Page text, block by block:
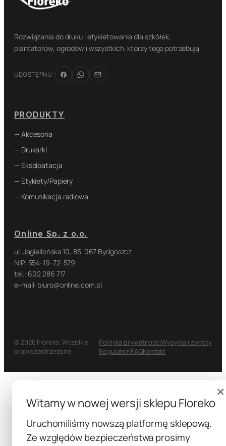
Rozwiązania do druku i etykietowania dla szkółek,
plantatorów, ogrodów i wszystkich, którzy tego potrzebują
UDOSTĘPNIJ:
PRODUKTY
— Akcesoria
— Drukarki
— Eksploatacja
— Etykiety/Papiery
— Komunikacja radiowa
Online Sp. z o.o.
ul. Jagiellońska 10, 85-067 Bydgoszcz
NIP: 554-19-72-579
tel.: 602 286 717
e-mail: biuro@online.com.pl
© 2026 Floreko. Wszelkie
prawa zastrzeżone.
Polityka prywatnościWysyłka i zwroty
RegulaminFAQKontakt
×
Witamy w nowej wersji sklepu Floreko
Uruchomiliśmy nowszą platformę sklepową.
Ze względów bezpieczeństwa prosimy